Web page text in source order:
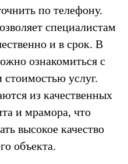
по телефону.
специалистам
и в срок. В
ознакомиться с
услуг.
из качественных
и мрамора, что
высокое качество
объекта.